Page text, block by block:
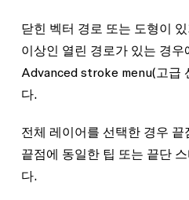
닫힌 벡터 경로 또는 도형이
이상인 열린 경로가 있는 경
Advanced stroke menu(고급
다.
전체 레이어를 선택한 경우 끝
끝점에 동일한 팁 또는 끝단
다.